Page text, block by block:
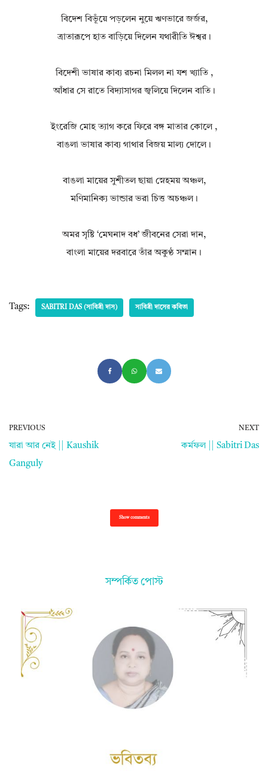
বিদেশ বিভূঁয়ে পড়লেন নুয়ে ঋণভারে জর্জর,
ত্রাতারূপে হাত বাড়িয়ে দিলেন যথারীতি ঈশ্বর।
বিদেশী ভাষার কাব্য রচনা মিলল না যশ খ্যাতি ,
আঁধার সে রাতে বিদ্যাসাগর জ্বলিয়ে দিলেন বাতি।
ইংরেজি মোহ ত্যাগ করে ফিরে বঙ্গ মাতার কোলে ,
বাঙলা ভাষার কাব্য গাথার বিজয় মাল্য দোলে।
বাঙলা মায়ের সুশীতল ছায়া স্নেহময় অঞ্চল,
মণিমানিক্য ভান্ডার ভরা চিত্ত অচঞ্চল।
অমর সৃষ্টি ‘মেঘনাদ বধ’ জীবনের সেরা দান,
বাংলা মায়ের দরবারে তাঁর অকুণ্ঠ সম্মান।
Tags: SABITRI DAS (সাবিত্রী দাস) সাবিত্রী দাসের কবিতা
PREVIOUS
যারা আর নেই || Kaushik
Ganguly
NEXT
কর্মফল || Sabitri Das
Show comments
সম্পর্কিত পোস্ট